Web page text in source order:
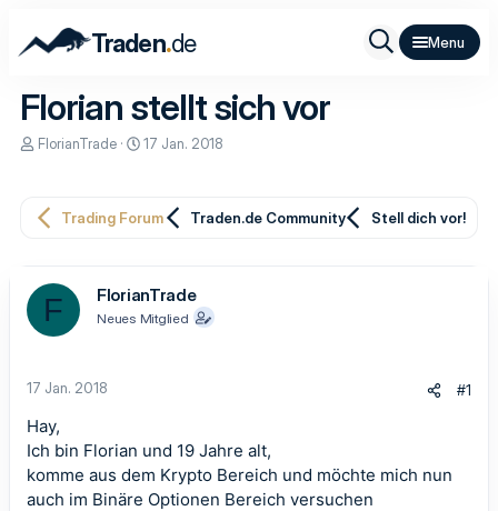
Traden.de
Florian stellt sich vor
E
e
r
FlorianTrade
E
e
m
17 Jan. 2018
Trading Forum Traden.de Community Stell dich vor!
F FlorianTrade
Neues Mitglied
17 Jan. 2018 #1
Hay,
Ich bin Florian und 19 Jahre alt,
komme aus dem Krypto Bereich und möchte mich nun
auch im Binäre Optionen Bereich versuchen